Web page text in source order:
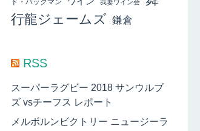
ド・バックマン 我妻ワイン会
行龍ジェームズ 鎌倉
RSS
スーパーラグビー 2018 サンウルブ
ズ vsチーフス レポート
メルボルンビクトリー ニュージーラ